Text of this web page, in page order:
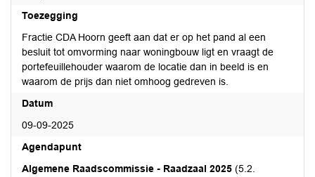
Toezegging
Fractie CDA Hoorn geeft aan dat er op het pand al een
besluit tot omvorming naar woningbouw ligt en vraagt de
portefeuillehouder waarom de locatie dan in beeld is en
waarom de prijs dan niet omhoog gedreven is.
Datum
09-09-2025
Agendapunt
Algemene Raadscommissie - Raadzaal 2025 (5.2.